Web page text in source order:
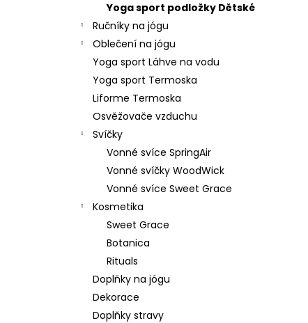
Yoga sport podložky Dětské
Ručníky na jógu
Oblečení na jógu
Yoga sport Láhve na vodu
Yoga sport Termoska
Liforme Termoska
Osvěžovače vzduchu
Svíčky
Vonné svíce SpringAir
Vonné svíčky WoodWick
Vonné svíce Sweet Grace
Kosmetika
Sweet Grace
Botanica
Rituals
Doplňky na jógu
Dekorace
Doplňky stravy
VINCENTKA 0.7 L
59 Kč